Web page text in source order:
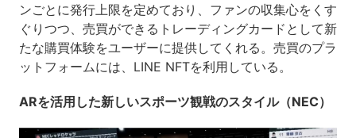
ンごとに発行上限を定めており、ファンの収集心をくす
ぐりつつ、売買ができるトレーディングカードとして新
たな購買体験をユーザーに提供してくれる。売買のプラ
ットフォームには、LINE NFTを利用している。
ARを活用した新しいスポーツ観戦のスタイル（NEC）